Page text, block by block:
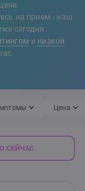
на прием - наш
сегодня.
и низкой
Цена
СЕЙЧАС